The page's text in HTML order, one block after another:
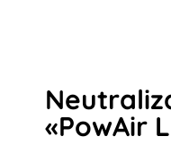
«PowAir